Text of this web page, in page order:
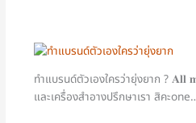
ทำแบรนด์ตัวเองใครว่ายุ่งยาก ? 𝐀𝐥𝐥
และเครื่องสำอางปรึกษาเรา สิคะ